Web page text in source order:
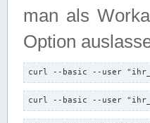
man als
Option
curl --basic --user
curl --basic --user